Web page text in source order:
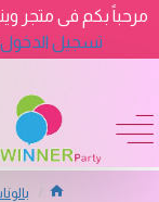
مرحباً بكم فى متجر
تسجيل الدخول